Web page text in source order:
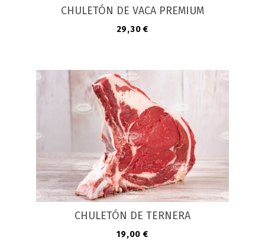
CHULETÓN DE VACA PREMIUM
Precio
29,30 €
CHULETÓN DE TERNERA
Precio
19,00 €